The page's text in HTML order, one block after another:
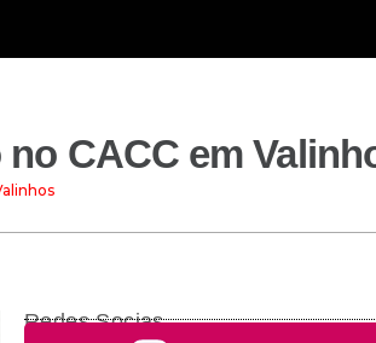
CACC em
Redes Socias